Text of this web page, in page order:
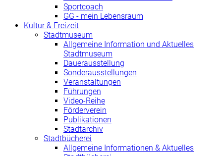
Sportcoach
GG - mein Lebensraum
Kultur & Freizeit
Stadtmuseum
Allgemeine Information und Aktuelles
Stadtmuseum
Dauerausstellung
Sonderausstellungen
Veranstaltungen
Führungen
Video-Reihe
Förderverein
Publikationen
Stadtarchiv
Stadtbücherei
Allgemeine Informationen & Aktuelles